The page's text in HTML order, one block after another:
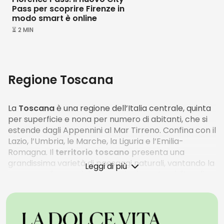
Pass per scoprire Firenze in
modo smart è online
⏳ 2 MIN
Regione Toscana
La Toscanaè una regione dell’Italia centrale, quinta
per superficie e nona per numero di abitanti, che si
estende dagli Appennini al Mar Tirreno. Confina con il
Lazio, l’Umbria, le Marche, la Liguria e l’Emilia-
Romagna. Il territorio toscano presenta una
grandissima varietà di paesaggi naturali, vantando la
presenza di meravigliosi massicci montuosi, litorali
naturali protette.
colline toscane sono famose in tutto il mondo per
Leggi di più